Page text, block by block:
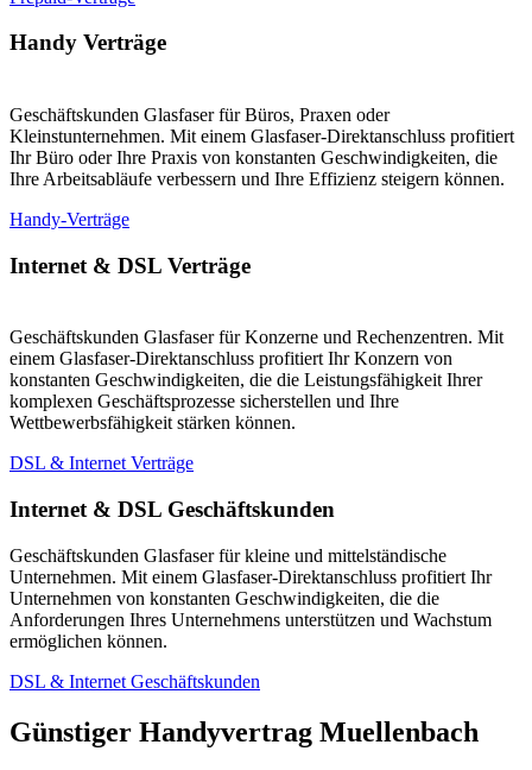
Handy Verträge
Geschäftskunden Glasfaser für Büros, Praxen oder
Kleinstunternehmen. Mit einem Glasfaser-Direktanschluss profitiert
Ihr Büro oder Ihre Praxis von konstanten Geschwindigkeiten, die
Ihre Arbeitsabläufe verbessern und Ihre Effizienz steigern können.
Handy-Verträge
Internet & DSL Verträge
Geschäftskunden Glasfaser für Konzerne und Rechenzentren. Mit
einem Glasfaser-Direktanschluss profitiert Ihr Konzern von
konstanten Geschwindigkeiten, die die Leistungsfähigkeit Ihrer
komplexen Geschäftsprozesse sicherstellen und Ihre
Wettbewerbsfähigkeit stärken können.
DSL & Internet Verträge
Internet & DSL Geschäftskunden
Geschäftskunden Glasfaser für kleine und mittelständische
Unternehmen. Mit einem Glasfaser-Direktanschluss profitiert Ihr
Unternehmen von konstanten Geschwindigkeiten, die die
Anforderungen Ihres Unternehmens unterstützen und Wachstum
ermöglichen können.
DSL & Internet Geschäftskunden
Günstiger Handyvertrag Muellenbach